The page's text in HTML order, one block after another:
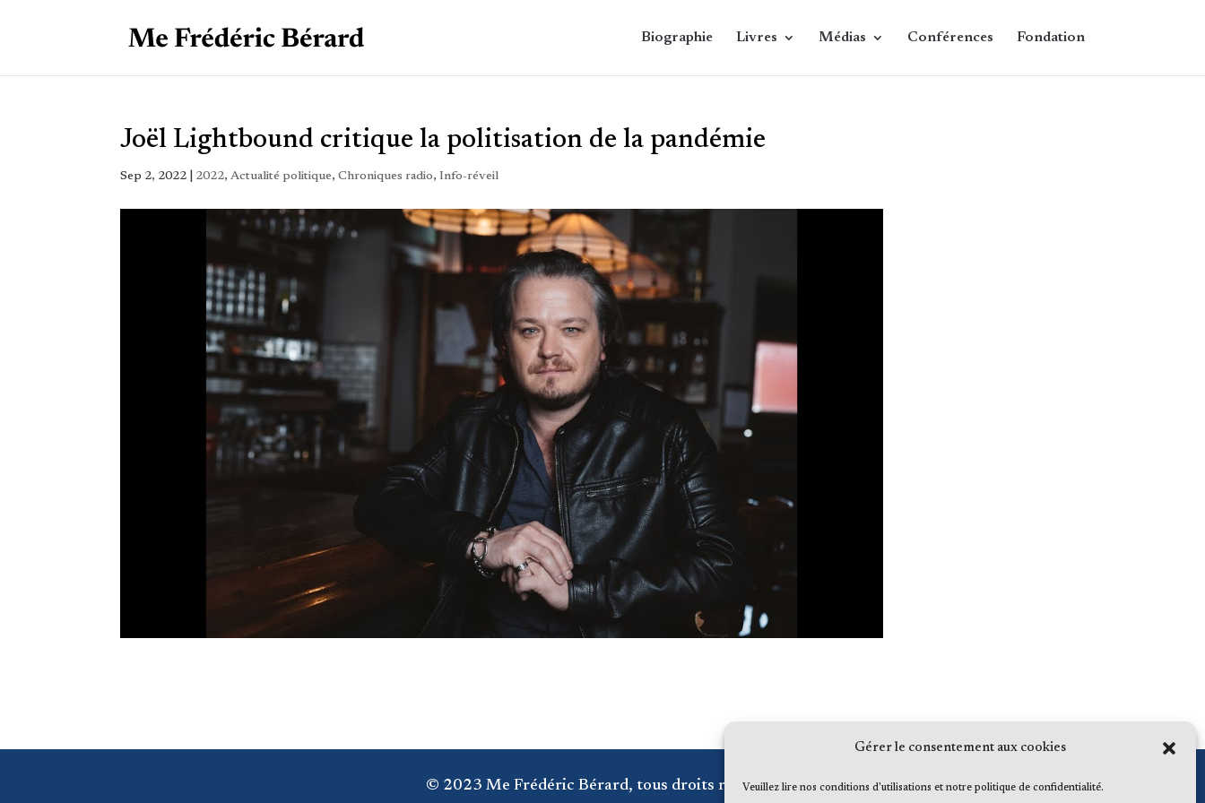
Gérer le consentement aux cookies
Veuillez lire nos conditions d'utilisations et notre politique de confidentialité.
Biographie Livres Médias Conférences Fondation
Joël Lightbound critique la politisation de la pandémie
Sep 2, 2022 2022,Actualité politique,Chroniques radio,Info-réveil
© 2023 Me Frédéric Bérard, tous droits réservés